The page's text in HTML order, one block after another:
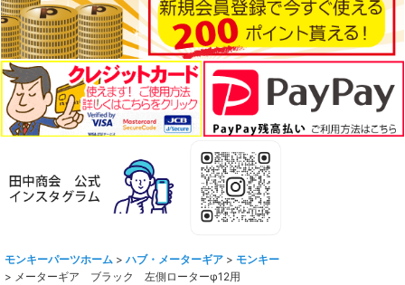
モンキーパーツホーム > ハブ・メーターギア > モンキー
> メーターギア ブラック 左側ローターφ12用